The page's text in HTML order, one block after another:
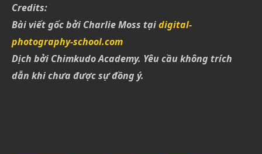
Credits:
Bài viết gốc bởi Charlie Moss tạidigital-
photography-school.com
Dịch bởi Chimkudo Academy. Yêu cầu không trích
dẫn khi chưa được sự đồng ý.